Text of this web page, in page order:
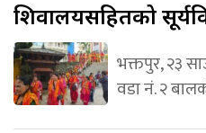
शिवालयसहितको
भक्तपुर, २३
वडा नं. २